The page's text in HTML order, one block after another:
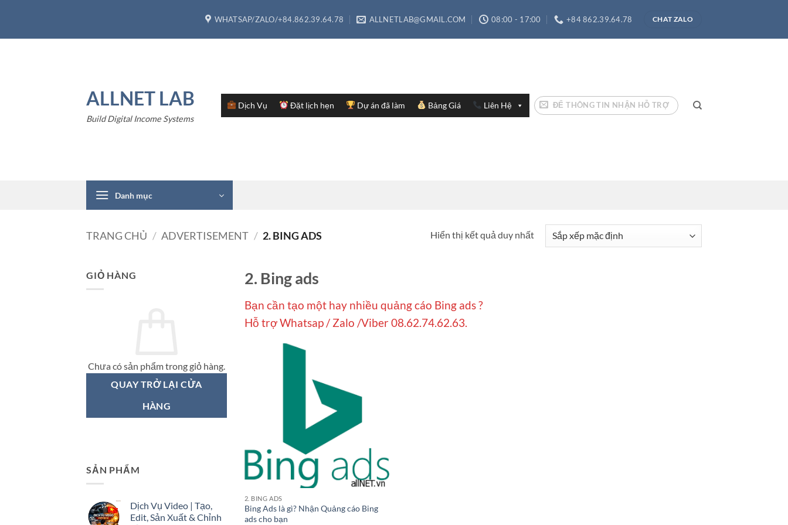
nội
WHATSAP/ZALO/+84.862.39.64.78 ALLNETLAB@GMAIL.COM 08:00 - 17:00 +84 862.39.64.78 CHAT ZALO
ALLNET LAB
Build Digital Income Systems
Dịch Vụ Đặt lịch hẹn Dự án đã làm Bảng Giá Liên Hệ ĐỂ THÔNG TIN NHẬN HỖ TRỢ
Danh mục
TRANG CHỦ / ADVERTISEMENT / 2. BING ADS Hiển thị kết quả duy nhất
GIỎ HÀNG
Chưa có sản phẩm trong giỏ hàng.
QUAY TRỞ LẠI CỬA
HÀNG
SẢN PHẨM
Dịch Vụ Video | Tạo,
Edit, Sản Xuất & Chỉnh
2. Bing ads
Bạn cần tạo một hay nhiều quảng cáo Bing ads ?
Hỗ trợ Whatsap / Zalo /Viber 08.62.74.62.63.
2. BING ADS
Bing Ads là gì? Nhận Quảng cáo Bing
ads cho bạn